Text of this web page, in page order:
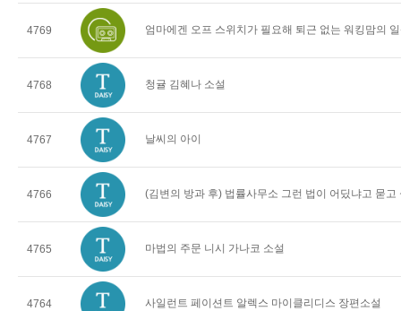
4769 엄마에겐 오프 스위치가 필요해 퇴근 없는 워킹맘의
4768 청귤 김혜나 소설
4767 날씨의 아이
4766 (김변의 방과 후) 법률사무소 그런 법이 어딨냐고 묻고
4765 마법의 주문 니시 가나코 소설
4764 사일런트 페이션트 알렉스 마이클리디스 장편소설